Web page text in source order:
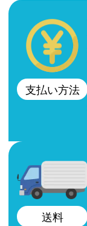
支払い方法
送料